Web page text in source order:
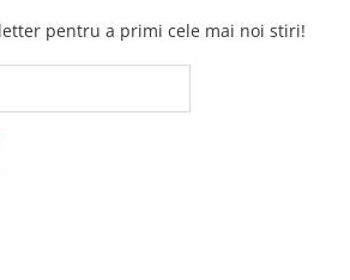
pentru a primi cele mai noi stiri!